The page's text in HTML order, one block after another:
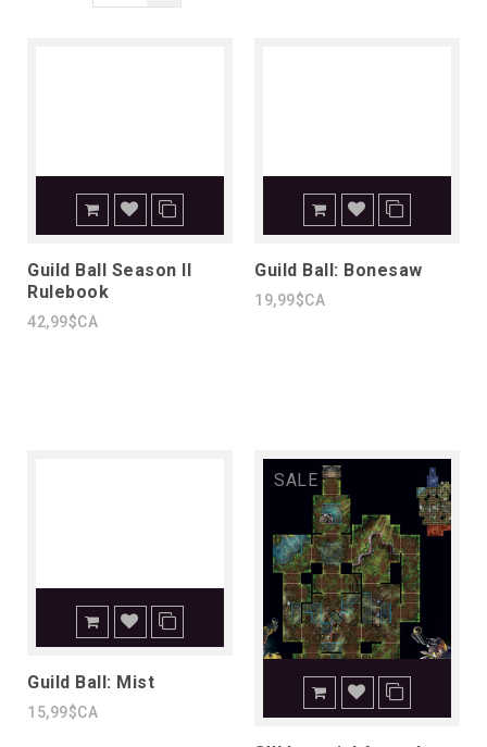
Guild Ball Season II
Rulebook
42,99$CA
Guild Ball: Bonesaw
19,99$CA
Guild Ball: Mist
15,99$CA
SALE